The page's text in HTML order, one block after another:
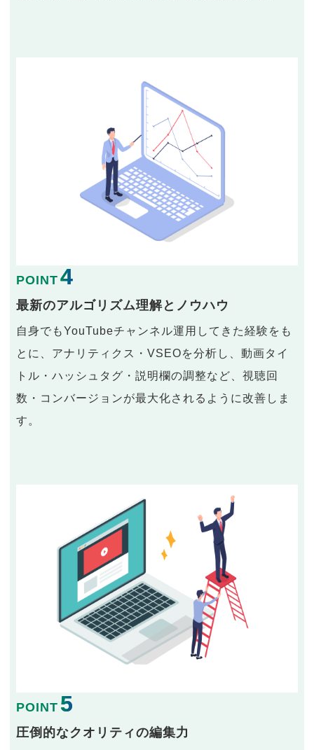
POINT 4
最新のアルゴリズム理解とノウハウ
自身でもYouTubeチャンネル運用してきた経験をも
とに、アナリティクス・VSEOを分析し、動画タイ
トル・ハッシュタグ・説明欄の調整など、視聴回
数・コンバージョンが最大化されるように改善しま
す。
POINT 5
圧倒的なクオリティの編集力